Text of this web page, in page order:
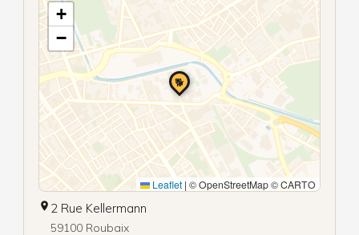
🐕
+
−
Leaflet | © OpenStreetMap © CARTO
2 Rue Kellermann
59100 Roubaix